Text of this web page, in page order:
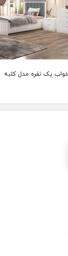
یک نفره مدل کلبه